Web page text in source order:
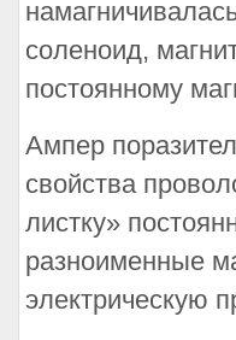
соленоид,
постоянному
Ампер
свойства
листку»
разноименные
электрическую